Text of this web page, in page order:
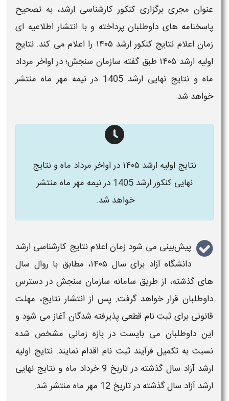
عنوان مجری برگزاری کنکور کارشناسی ارشد، به تصحیح
پاسخنامه های داوطلبان پرداخته و با انتشار اطلاعیه ای
زمان اعلام نتایج کنکور ارشد ۱۴۰۵ رااعلام می کند. نتایج
اولیه ارشد ۱۴۰۵
طبق گفته سازمان سنجش؛در اواخر مرداد
ماه و نتایج نهایی ارشد 1405 در
نیمه مهر ماه منتشر
خواهد شد.
نتایج اولیه ارشد ۱۴۰۵ در اواخر مرداد ماه و نتایج
نهایی کنکور ارشد 1405 در
نیمه مهر ماه منتشر
خواهد شد.
پیش‌بینی می‌ شود زمان اعلام نتایج کارشناسی ارشد
دانشگاه آزاد برای سال ۱۴۰۵، مطابق با روال سال‌
های گذشته، از طریق سامانه سازمان سنجش در دسترس
داوطلبان قرار خواهد گرفت. پس از انتشار نتایج، مهلت
قانونی برای ثبت‌ نام قطعی پذیرفته‌ شدگان آغاز می شود و
این داوطلبان می‌ بایست در بازه زمانی مشخص شده
نسبت به تکمیل فرآیند ثبت‌ نام اقدام نمایند. نتایج اولیه
ارشد آزاد سال گذشته در تاریخ 9 خرداد ماه و
نتایج نهایی
ارشد آزاد سال گذشته در تاریخ 12 مهر ماه منتشر شد.